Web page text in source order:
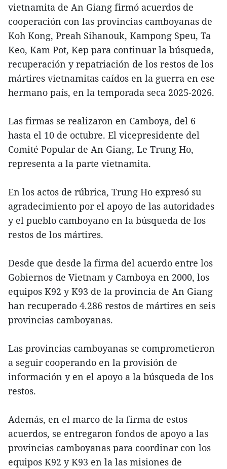
vietnamita de An Giang firmó acuerdos de
cooperación con las provincias camboyanas de
Koh Kong, Preah Sihanouk, Kampong Speu, Ta
Keo, Kam Pot, Kep para continuar la búsqueda,
recuperación y repatriación de los restos de los
mártires vietnamitas caídos en la guerra en ese
hermano país, en la temporada seca 2025-2026.
Las firmas se realizaron en Camboya, del 6
hasta el 10 de octubre. El vicepresidente del
Comité Popular de An Giang, Le Trung Ho,
representa a la parte vietnamita.
En los actos de rúbrica, Trung Ho expresó su
agradecimiento por el apoyo de las autoridades
y el pueblo camboyano en la búsqueda de los
restos de los mártires.
Desde que desde la firma del acuerdo entre los
Gobiernos de Vietnam y Camboya en 2000, los
equipos K92 y K93 de la provincia de An Giang
han recuperado 4.286 restos de mártires en seis
provincias camboyanas.
Las provincias camboyanas se comprometieron
a seguir cooperando en la provisión de
información y en el apoyo a la búsqueda de los
restos.
Además, en el marco de la firma de estos
acuerdos, se entregaron fondos de apoyo a las
provincias camboyanas para coordinar con los
equipos K92 y K93 en la las misiones de